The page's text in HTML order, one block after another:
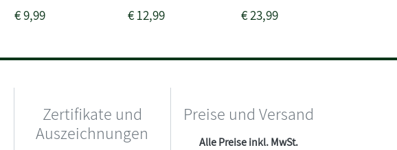
€9,99 €12,99 €23,99
Zertifikate und
Auszeichnungen
Preise und Versand
Alle Preise inkl. MwSt.